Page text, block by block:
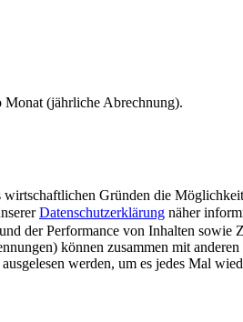
(jährliche Abrechnung).
Gründen die
Datenschutzerklärung näher
der Performance von Inhalten
können zusammen mit
werden, um es jedes Mal